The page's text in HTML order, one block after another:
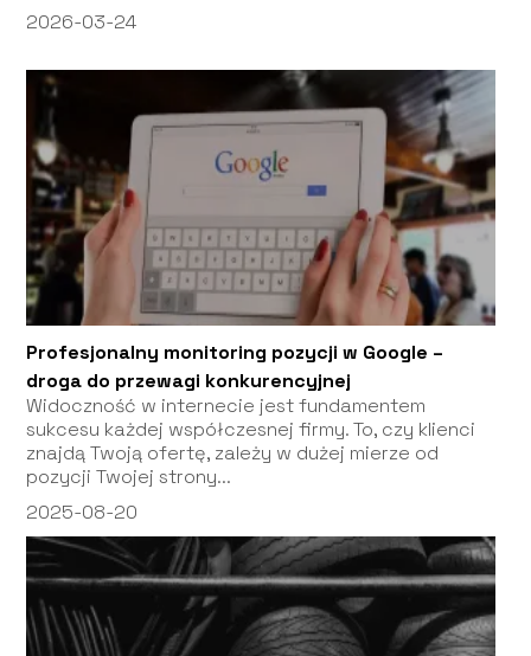
2026-03-24
Profesjonalny monitoring pozycji w Google –
droga do przewagi konkurencyjnej
Widoczność w internecie jest fundamentem
sukcesu każdej współczesnej firmy. To, czy klienci
znajdą Twoją ofertę, zależy w dużej mierze od
pozycji Twojej strony...
2025-08-20